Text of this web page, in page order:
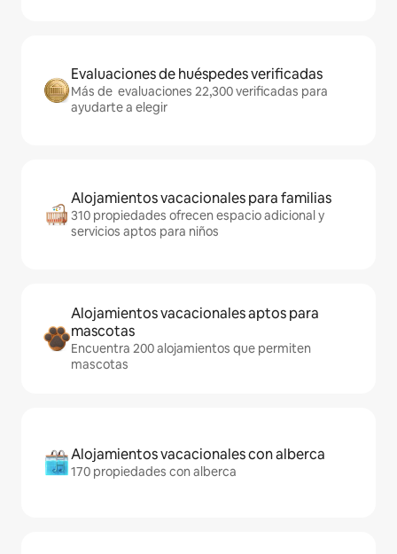
Evaluaciones de huéspedes verificadas
Más de evaluaciones 22,300 verificadas para
ayudarte a elegir
Alojamientos vacacionales para familias
310 propiedades ofrecen espacio adicional y
servicios aptos para niños
Alojamientos vacacionales aptos para
mascotas
Encuentra 200 alojamientos que permiten
mascotas
Alojamientos vacacionales con alberca
170 propiedades con alberca